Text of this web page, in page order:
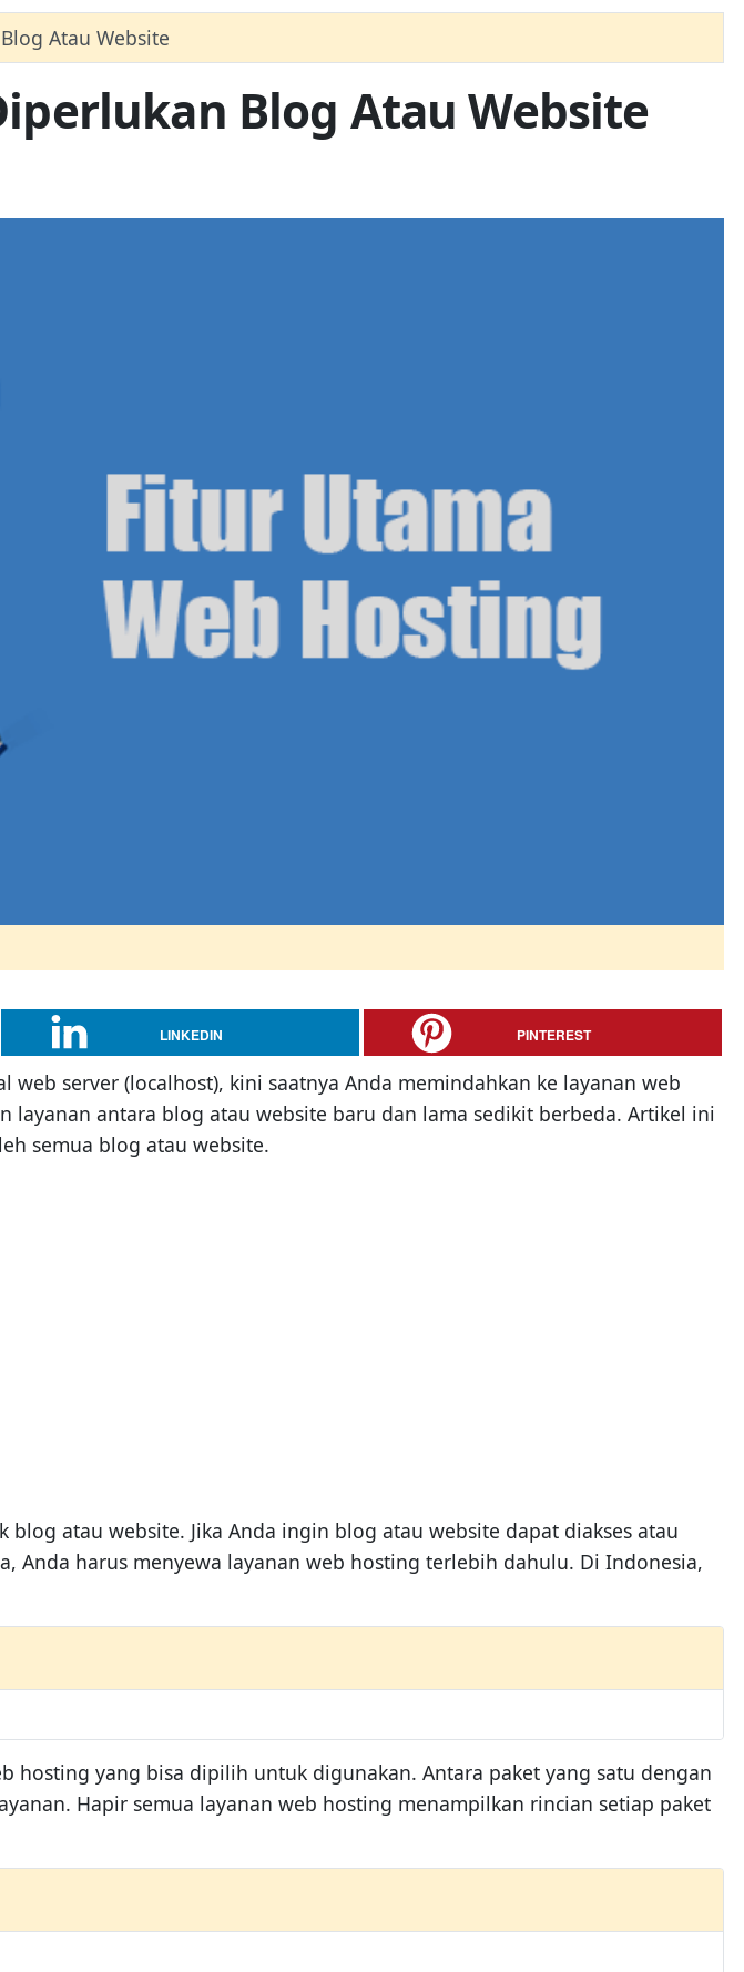
Atau Website
Blog Atau Website
LINKEDIN PINTEREST
server (localhost), kini saatnya Anda memindahkan ke layanan web
antara blog atau website baru dan lama sedikit berbeda. Artikel ini
semua blog atau website.
atau website. Jika Anda ingin blog atau website dapat diakses atau
Anda harus menyewa layanan web hosting terlebih dahulu. Di Indonesia,
hosting yang bisa dipilih untuk digunakan. Antara paket yang satu dengan
Hapir semua layanan web hosting menampilkan rincian setiap paket